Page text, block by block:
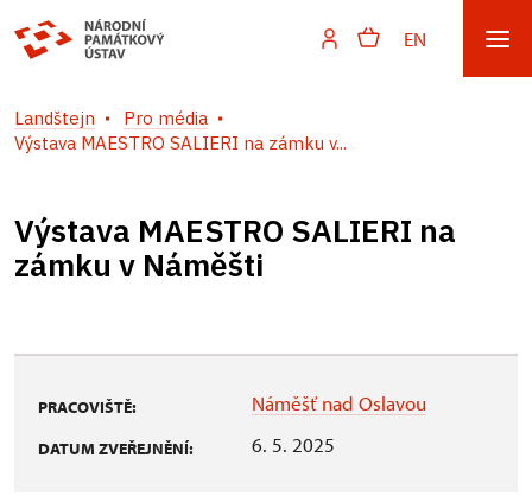
EN
Landštejn
Pro média
Výstava MAESTRO SALIERI na zámku v...
Výstava MAESTRO SALIERI na
zámku v Náměšti
PRACOVIŠTĚ: Náměšť nad Oslavou
DATUM ZVEŘEJNĚNÍ: 6. 5. 2025